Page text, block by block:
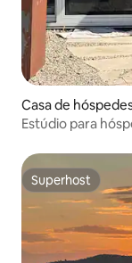
Casa de
Estúdio para
Superhost
Superhost